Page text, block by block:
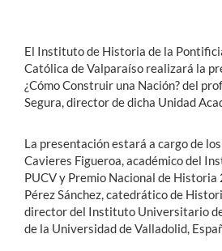
Alumni
English
El Instituto de Historia de la
Católica de Valparaíso realizará la
¿Cómo Construir una Nación? del
Segura, director de dicha Unidad
La presentación estará a cargo de
Cavieres Figueroa, académico del
PUCV y Premio Nacional de
Pérez Sánchez, catedrático de
director del Instituto Universitario
de la Universidad de Valladolid,